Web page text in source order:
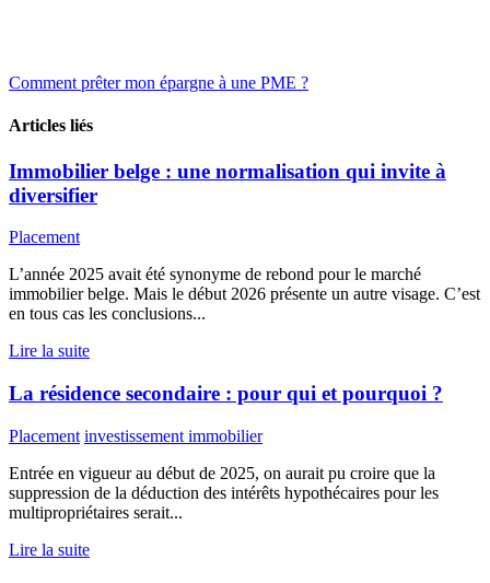
Comment prêter mon épargne à une PME ?
Articles liés
Immobilier belge : une normalisation qui invite à
diversifier
Placement
L’année 2025 avait été synonyme de rebond pour le marché
immobilier belge. Mais le début 2026 présente un autre visage. C’est
en tous cas les conclusions...
Lire la suite
La résidence secondaire : pour qui et pourquoi ?
Placement investissement immobilier
Entrée en vigueur au début de 2025, on aurait pu croire que la
suppression de la déduction des intérêts hypothécaires pour les
multipropriétaires serait...
Lire la suite